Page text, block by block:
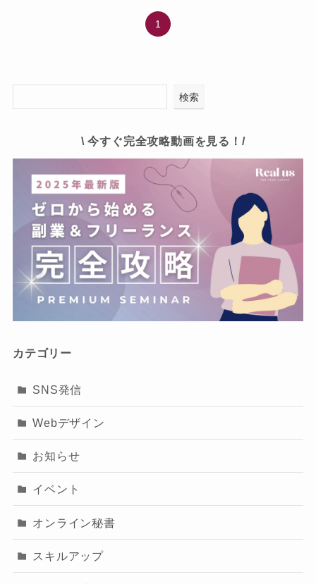
1
検索
\ 今すぐ完全攻略動画を見る！/
カテゴリー
SNS発信
Webデザイン
お知らせ
イベント
オンライン秘書
スキルアップ